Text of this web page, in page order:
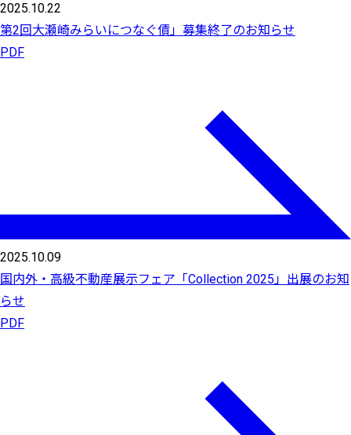
2025.10.22
第2回大瀬崎みらいにつなぐ債」募集終了のお知らせ
PDF
2025.10.09
国内外・高級不動産展示フェア「Collection 2025」出展のお知
らせ
PDF